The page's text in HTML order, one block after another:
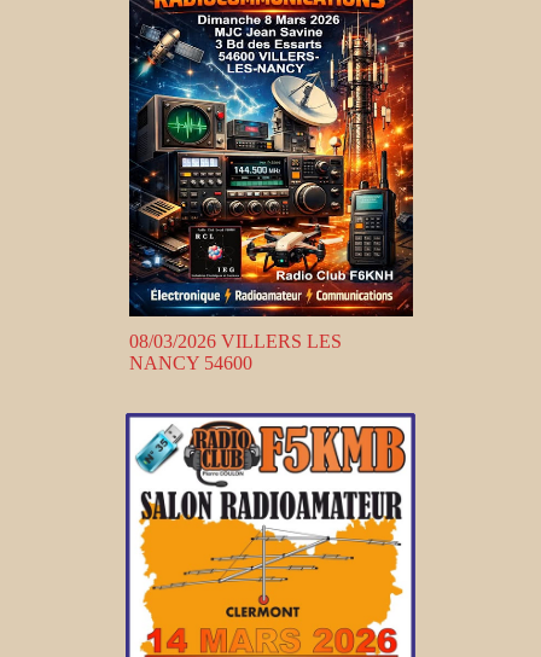
08/03/2026 VILLERS LES
NANCY 54600